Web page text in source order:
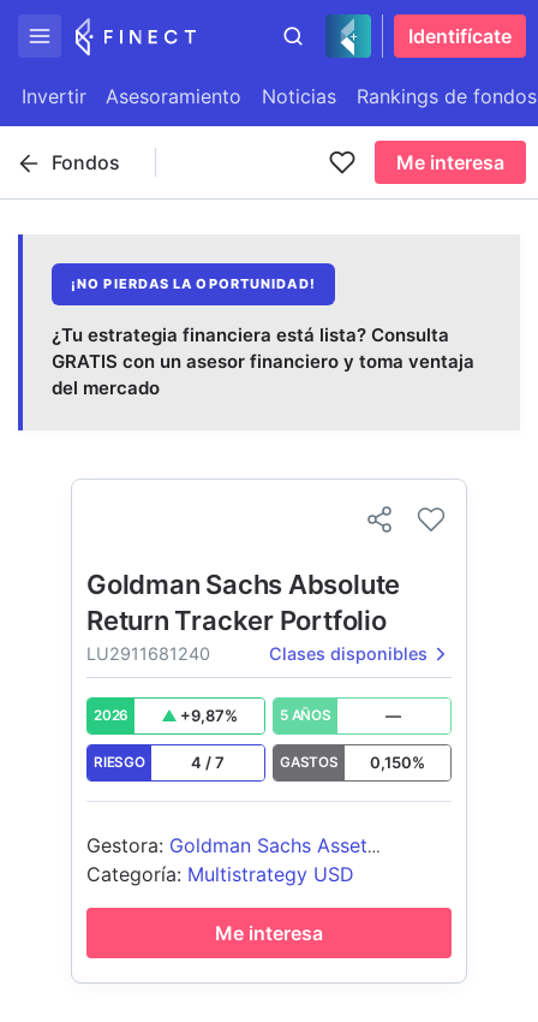
Identifícate
Invertir Asesoramiento Noticias Rankings de fondos
Fondos Me interesa
¡NO PIERDAS LA OPORTUNIDAD!
¿Tu estrategia financiera está lista? Consulta
GRATIS con un asesor financiero y toma ventaja
del mercado
Goldman Sachs Absolute
Return Tracker Portfolio
LU2911681240 Clases disponibles
2026 +9,87% 5 AÑOS —
RIESGO 4 /7 GASTOS 0,150%
Gestora: Goldman Sachs Asset
Management B.V.
Categoría: Multistrategy USD
Me interesa